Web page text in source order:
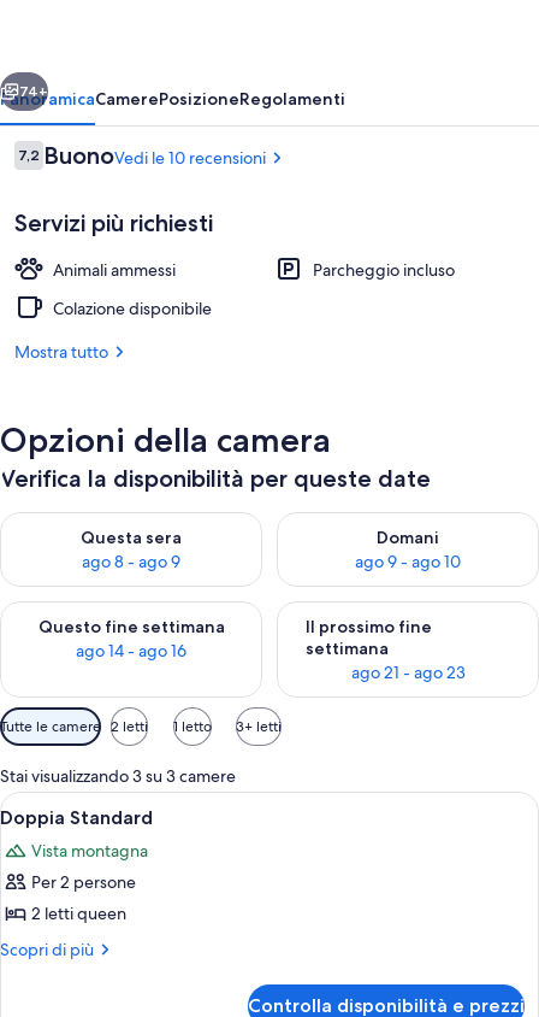
Avanti
74+
PanoramicaCamerePosizioneRegolamenti
Recensioni
7,27,2 su 10
BuonoVedi le 10 recensioni
Servizi più richiesti
Animali ammessi
Parcheggio incluso
Colazione disponibile
Mostra tutto
Opzioni della camera
Verifica la disponibilità per queste date
Questa sera
ago 8 - ago 9
Verifica la disponibilità per questa sera, ago 8 - ago 9
Domani
ago 9 - ago 10
Verifica la disponibilità per
Questo fine settimana
ago 14 - ago 16
Verifica la disponibilità per questo fine settimana, ago 14 -
Il prossimo fine
settimana
ago 21 - ago 23
Verifica la disponibilità per il
Filtri
disponibili
per
le
camere
Tutte le camere 2 letti 1 letto 3+ letti
Stai visualizzando 3 su 3 camere
Apri
tutte
le
foto
per
Doppia
4
Doppia Standard
Vista montagna
Per 2 persone
2 letti queen
Scopri di più
Altri
Controlla disponibilità e prezzi